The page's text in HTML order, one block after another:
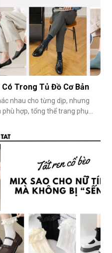
Có Trong Tủ Đồ Cơ Bản
nhau cho từng dịp, nhưng
hợp, tổng thể trang phục
hình phong cách, nâng
thẩm mỹ cá nhân một cách